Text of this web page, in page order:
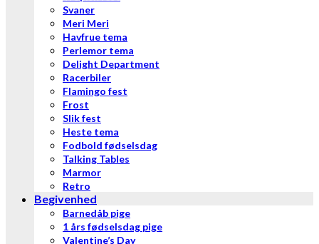
Svaner
Meri Meri
Havfrue tema
Perlemor tema
Delight Department
Racerbiler
Flamingo fest
Frost
Slik fest
Heste tema
Fodbold fødselsdag
Talking Tables
Marmor
Retro
Begivenhed
Barnedåb pige
1 års fødselsdag pige
Valentine’s Day